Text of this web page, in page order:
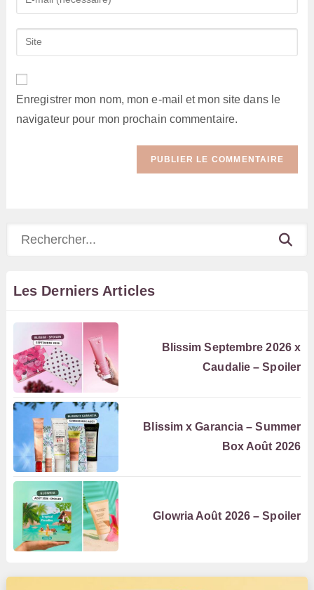
comment
your
email
address
Saisir
l’URL
votre
site
(facultatif)
Enregistrer mon nom, mon e-mail et mon site dans le
navigateur pour mon prochain commentaire.
Les Derniers Articles
Blissim Septembre 2026 x
Caudalie – Spoiler
Blissim x Garancia – Summer
Box Août 2026
Glowria Août 2026 – Spoiler